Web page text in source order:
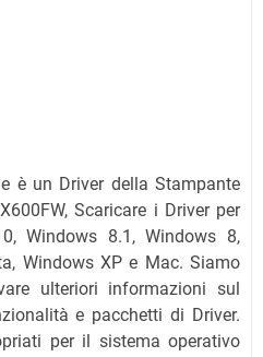
è un Driver della Stampante
Scaricare i Driver per
Windows 8.1, Windows 8,
Windows XP e Mac. Siamo
ulteriori informazioni sul
e pacchetti di Driver.
per il sistema operativo